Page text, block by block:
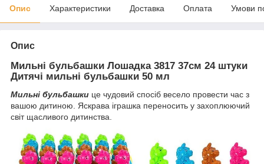
Опис Характеристики Доставка Оплата Умови
Опис
Мильні бульбашки Лошадка 3817 37см 24 штуки
Дитячі мильні бульбашки 50 мл
Мильні бульбашки це чудовий спосіб весело провести час з
вашою дитиною. Яскрава іграшка переносить у захоплюючий
світ щасливого дитинства.